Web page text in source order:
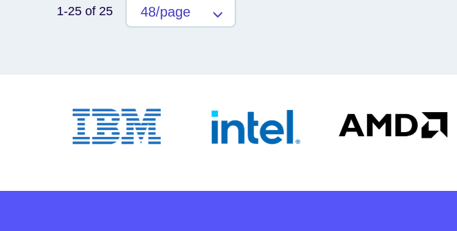
1-25 of 25 48/page